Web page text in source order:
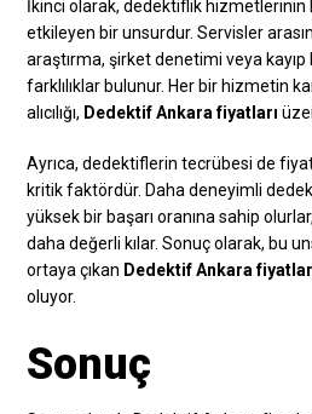
İkinci olarak, dedektiflik hizmetlerinin
etkileyen bir unsurdur. Servisler
araştırma, şirket denetimi veya
farklılıklar bulunur. Her bir hizmetin
alıcılığı, Dedektif Ankara fiyatları
Ayrıca, dedektiflerin tecrübesi de
kritik faktördür. Daha deneyimli
yüksek bir başarı oranına sahip
daha değerli kılar. Sonuç olarak, bu
ortaya çıkan Dedektif Ankara
oluyor.
Sonuç